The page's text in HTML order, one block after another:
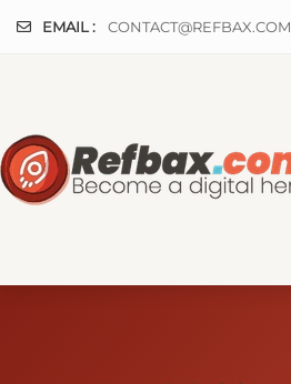
EMAIL : CONTACT@REFBAX.COM